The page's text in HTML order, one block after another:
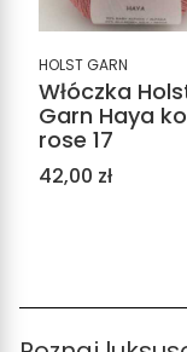
HOLST GARN
Włóczka
Garn Haya
rose 17
Cena
42,00 zł